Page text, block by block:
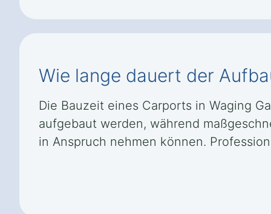
Wie lange dauert der
Die Bauzeit eines Carports in Waging
aufgebaut werden, während
in Anspruch nehmen können.